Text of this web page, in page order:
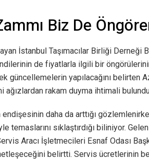
Biz De
İstanbul Taşımacılar Birliği Derneği
de fiyatlarla ilgili bir öngörülerinin
güncellemelerin yapılacağını belirten
ağızlardan rakam duyma ihtimali
daha da arttığı
temaslarını sıklaştırdığı biliniyor.
Aracı İşletmecileri Esnaf Odası
belirtti. Servis ücretlerinin